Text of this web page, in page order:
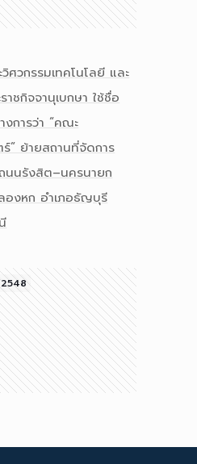
ศวกรรมเทคโนโลยี และ
าชกิจจานุเบกษา ใช้ชื่อ
งการว่า “คณะ
” ย้ายสถานที่จัดการ
นนรังสิต–นครนายก
องหก อำเภอธัญบุรี
2548